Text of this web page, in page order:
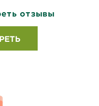
отзывы